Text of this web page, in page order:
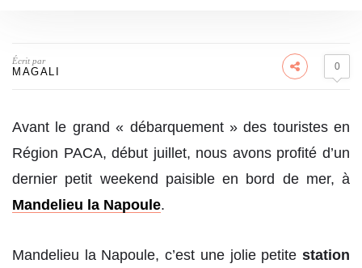
Écrit par
MAGALI 0
Avant le grand « débarquement » des touristes en
Région PACA, début juillet, nous avons profité d’un
dernier petit weekend paisible en bord de mer, à
Mandelieu la Napoule.
Mandelieu la Napoule, c’est une jolie petite station